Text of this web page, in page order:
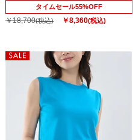
タイムセール55%OFF
￥18,700(税込) ￥8,360(税込)